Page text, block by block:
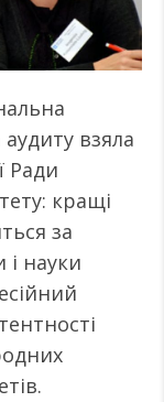
взяла
Ради
кращі
за
і науки